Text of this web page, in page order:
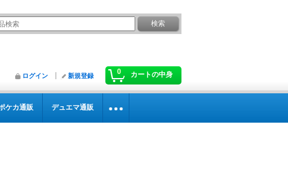
0 カートの中身
ログイン 新規登録
ケカ通販 デュエマ通販